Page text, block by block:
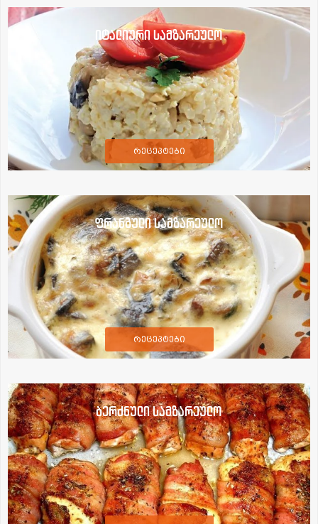
იტალიური სამზარეულო
რეცეპტები
ფრანგული სამზარეულო
რეცეპტები
ბერძნული სამზარეულო